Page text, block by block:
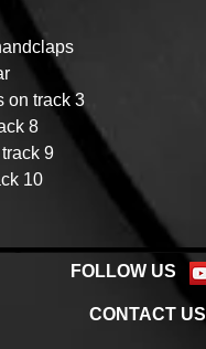
on track 3
8
9
10
FOLLOW US
CONTACT US